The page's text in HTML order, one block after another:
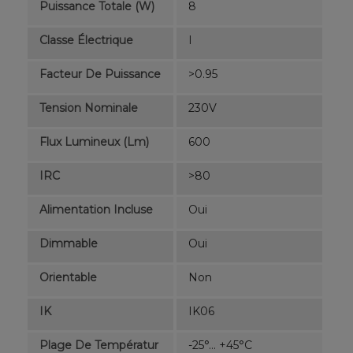
Puissance Totale (W) 8
Classe Électrique I
Facteur De Puissance >0.95
Tension Nominale 230V
Flux Lumineux (lm) 600
IRC >80
Alimentation Incluse Oui
Dimmable Oui
Orientable Non
IK IK06
Plage De Températur -25°... +45°C